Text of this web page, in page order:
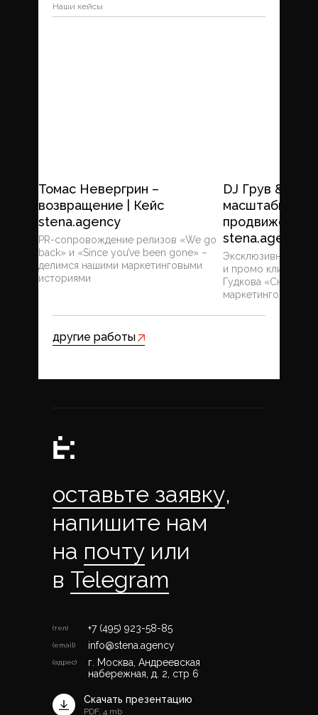
Наши кейсы
Томас Невергрин –
возвращение | Кейс
stena.agency
PR-сопровождение релизов «We go
back» и «Since you’ve been gone» –
делимся нашими маркетинговыми
историями
DJ Грув &
масштабная
продвижению
stena.agency
Эксклюзивная
и промо клипа DJ
Гудкова «Сноб» –
маркетинговыми
другие работы
(тел) +7 (495) 923-58-85
(email)
оставьте заявку,
напишите нам
на почту или
в Telegram
info@stena.agency
(адрес)
г. Москва, Андреевская
набережная, д. 2, стр 6
PDF, 4 mb
Скачать презентацию